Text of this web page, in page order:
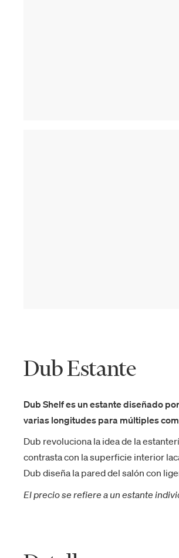
Dub Estante
Dub Shelf es un estante diseñado
varias longitudes para múltiples
Dub revoluciona la idea de la
contrasta con la superficie interior
Dub diseña la pared del salón con
El precio se refiere a un estante